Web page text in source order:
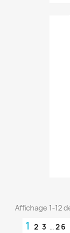
Affichage 1-12
1 2 3 … 26